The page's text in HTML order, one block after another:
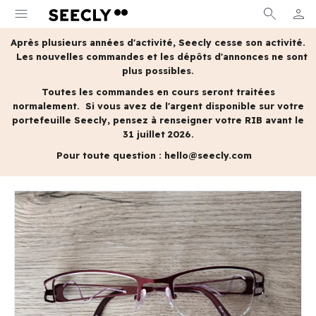
menu search person
MON
Après plusieurs années d'activité, Seecly cesse son activité.
Les nouvelles commandes et les dépôts d'annonces ne sont
plus possibles.
Toutes les commandes en cours seront traitées
normalement. Si vous avez de l'argent disponible sur votre
portefeuille Seecly, pensez à renseigner votre RIB avant le
31 juillet 2026.
Pour toute question : hello@seecly.com